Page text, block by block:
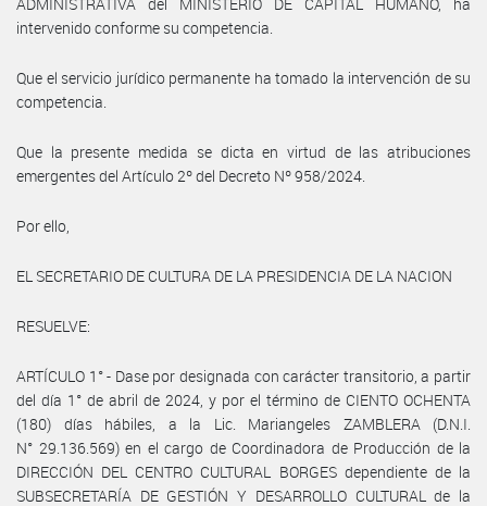
intervenido conforme su competencia.
Que el servicio jurídico permanente ha tomado la intervención de su
competencia.
Que la presente medida se dicta en virtud de las atribuciones
emergentes del Artículo 2º del Decreto Nº 958/2024.
Por ello,
EL SECRETARIO DE CULTURA DE LA PRESIDENCIA DE LA NACION
RESUELVE:
ARTÍCULO 1° - Dase por designada con carácter transitorio, a partir
del día 1° de abril de 2024, y por el término de CIENTO OCHENTA
(180) días hábiles, a la Lic. Mariangeles ZAMBLERA (D.N.I.
N° 29.136.569) en el cargo de Coordinadora de Producción de la
DIRECCIÓN DEL CENTRO CULTURAL BORGES dependiente de la
SUBSECRETARÍA DE GESTIÓN Y DESARROLLO CULTURAL de la